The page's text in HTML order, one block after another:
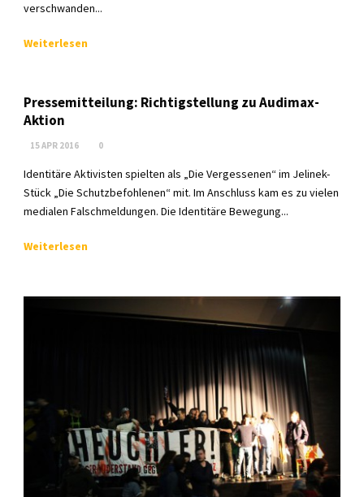
verschwanden...
Weiterlesen
Pressemitteilung: Richtigstellung zu Audimax-
Aktion
15 APR 2016 0
Identitäre Aktivisten spielten als „Die Vergessenen“ im Jelinek-
Stück „Die Schutzbefohlenen“ mit. Im Anschluss kam es zu vielen
medialen Falschmeldungen. Die Identitäre Bewegung...
Weiterlesen